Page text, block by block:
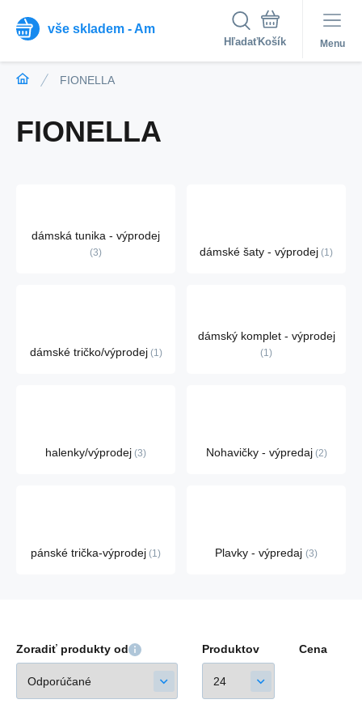
vše skladem - Am
Hľadať Menu
FIONELLA
FIONELLA
dámská tunika - výprodej
3 dámské šaty - výprodej 1
dámské tričko/výprodej 1
dámský komplet - výprodej
1
halenky/výprodej 3 Nohavičky - výpredaj 2
pánské trička-výprodej 1 Plavky - výpredaj 3
Zoradiť produkty od Produktov Cena